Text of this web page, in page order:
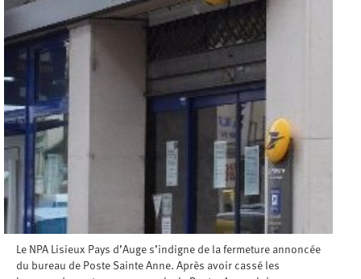
Le NPA Lisieux Pays d’Auge s’indigne de la fermeture annoncée
du bureau de Poste Sainte Anne. Après avoir cassé les